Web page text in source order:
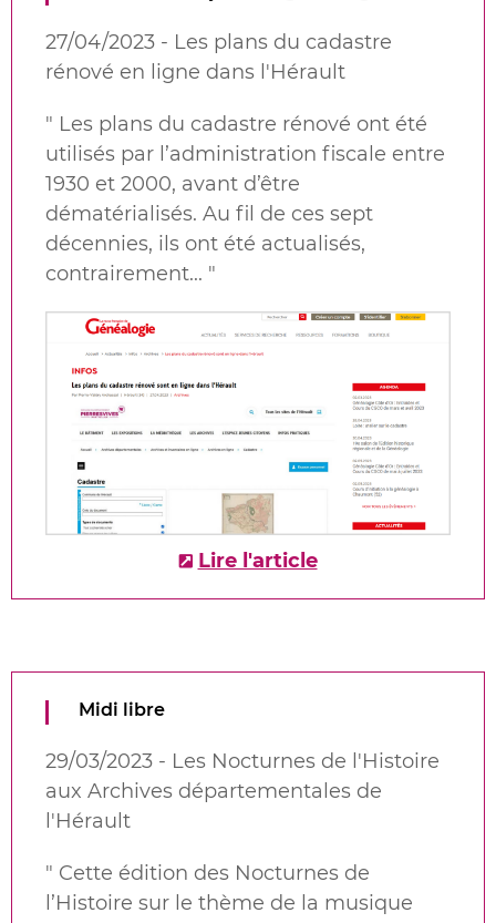
27/04/2023 - Les plans du cadastre
rénové en ligne dans l'Hérault
" Les plans du cadastre rénové ont été
utilisés par l’administration fiscale entre
1930 et 2000, avant d’être
dématérialisés. Au fil de ces sept
décennies, ils ont été actualisés,
contrairement... "
Lire l'article
Midi libre
29/03/2023 - Les Nocturnes de l'Histoire
aux Archives départementales de
l'Hérault
" Cette édition des Nocturnes de
l’Histoire sur le thème de la musique